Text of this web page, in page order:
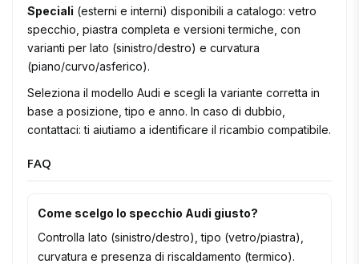
Speciali (esterni e interni) disponibili a catalogo: vetro
specchio, piastra completa e versioni termiche, con
varianti per lato (sinistro/destro) e curvatura
(piano/curvo/asferico).
Seleziona il modello Audi e scegli la variante corretta in
base a posizione, tipo e anno. In caso di dubbio,
contattaci: ti aiutiamo a identificare il ricambio compatibile.
FAQ
Come scelgo lo specchio Audi giusto?
Controlla lato (sinistro/destro), tipo (vetro/piastra),
curvatura e presenza di riscaldamento (termico).